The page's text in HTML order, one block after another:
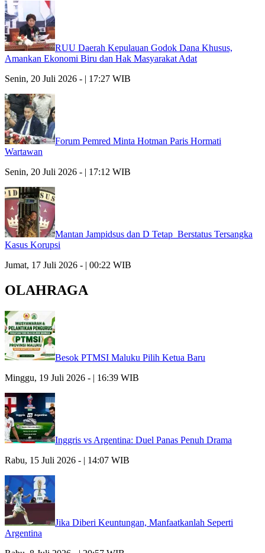
RUU Daerah Kepulauan Godok Dana Khusus,
Amankan Ekonomi Biru dan Hak Masyarakat Adat
Senin, 20 Juli 2026 - | 17:27 WIB
Forum Pemred Minta Hotman Paris Hormati
Wartawan
Senin, 20 Juli 2026 - | 17:12 WIB
Mantan Jampidsus dan D Tetap Berstatus Tersangka
Kasus Korupsi
Jumat, 17 Juli 2026 - | 00:22 WIB
OLAHRAGA
Besok PTMSI Maluku Pilih Ketua Baru
Minggu, 19 Juli 2026 - | 16:39 WIB
Inggris vs Argentina: Duel Panas Penuh Drama
Rabu, 15 Juli 2026 - | 14:07 WIB
Jika Diberi Keuntungan, Manfaatkanlah Seperti
Argentina